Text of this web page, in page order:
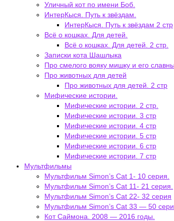
Уличный кот по имени Боб.
ИнтерКыся. Путь к звёздам.
ИнтерКыся. Путь к звёздам 2 стр
Всё о кошках. Для детей.
Всё о кошках. Для детей. 2 стр.
Записки кота Шашлыка
Про смелого вояку мишку и его
Про животных для детей
Про животных для детей. 2 стр
Мифические истории.
Мифические истории. 2 стр.
Мифические истории. 3 стр
Мифические истории. 4 стр
Мифические истории. 5 стр
Мифические истории. 6 стр
Мифические истории. 7 стр
Мультфильмы
Мультфильм Simon’s Cat 1- 10 серия.
Мультфильм Simon’s Cat 11- 21 серия.
Мультфильм Simon’s Cat 22- 32 серия
Мультфильм Simon’s Cat 33 — 50
Кот Саймона. 2008 — 2016 годы.